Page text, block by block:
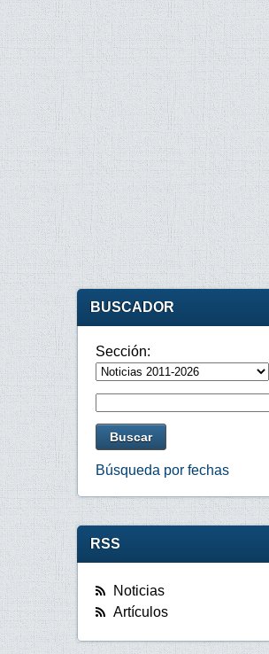
BUSCADOR
Sección:
Búsqueda por fechas
RSS
Noticias
Artículos